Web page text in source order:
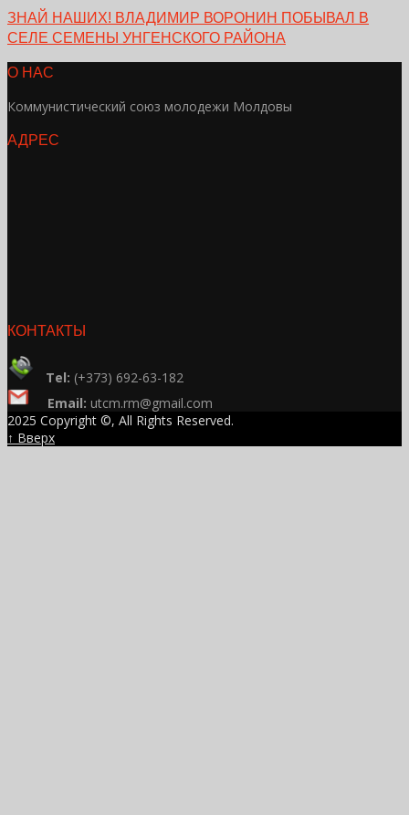
ЗНАЙ НАШИХ! ВЛАДИМИР ВОРОНИН ПОБЫВАЛ В
СЕЛЕ СЕМЕНЫ УНГЕНСКОГО РАЙОНА
О НАС
Коммунистический союз молодежи Молдовы
АДРЕС
КОНТАКТЫ
Tel: (+373) 692-63-182
Email: utcm.rm@gmail.com
2025 Copyright ©, All Rights Reserved.
↑ Вверх